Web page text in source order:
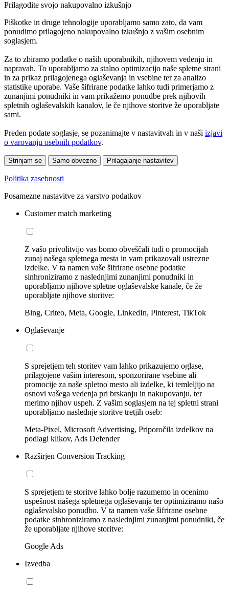
Prilagodite svojo nakupovalno izkušnjo
Piškotke in druge tehnologije uporabljamo samo zato, da vam
ponudimo prilagojeno nakupovalno izkušnjo z vašim osebnim
soglasjem.
Za to zbiramo podatke o naših uporabnikih, njihovem vedenju in
napravah. To uporabljamo za stalno optimizacijo naše spletne strani
in za prikaz prilagojenega oglaševanja in vsebine ter za analizo
statistike uporabe. Vaše šifrirane podatke lahko tudi primerjamo z
zunanjimi ponudniki in vam prikažemo ponudbe prek njihovih
spletnih oglaševalskih kanalov, le če njihove storitve že uporabljate
sami.
Preden podate soglasje, se pozanimajte v nastavitvah in v naši izjavi
o varovanju osebnih podatkov.
Strinjam se Samo obvezno Prilagajanje nastavitev
Politika zasebnosti
Posamezne nastavitve za varstvo podatkov
Customer match marketing
Z vašo privolitvijo vas bomo obveščali tudi o promocijah
zunaj našega spletnega mesta in vam prikazovali ustrezne
izdelke. V ta namen vaše šifrirane osebne podatke
sinhroniziramo z naslednjimi zunanjimi ponudniki in
uporabljamo njihove spletne oglaševalske kanale, če že
uporabljate njihove storitve:
Bing, Criteo, Meta, Google, LinkedIn, Pinterest, TikTok
Oglaševanje
S sprejetjem teh storitev vam lahko prikazujemo oglase,
prilagojene vašim interesom, sponzorirane vsebine ali
promocije za naše spletno mesto ali izdelke, ki temleljijo na
osnovi vašega vedenja pri brskanju in nakupovanju, ter
merimo njihov uspeh. Z vašim soglasjem na tej spletni strani
uporabljamo naslednje storitve tretjih oseb:
Meta-Pixel, Microsoft Advertising, Priporočila izdelkov na
podlagi klikov, Ads Defender
Razširjen Conversion Tracking
S sprejetjem te storitve lahko bolje razumemo in ocenimo
uspešnost našega spletnega oglaševanja ter optimiziramo našo
oglaševalsko ponudbo. V ta namen vaše šifrirane osebne
podatke sinhroniziramo z naslednjimi zunanjimi ponudniki, če
že uporabljate njihove storitve:
Google Ads
Izvedba